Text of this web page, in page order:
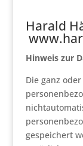
Harald
Hinweis zur
Die ganz
gespeichert